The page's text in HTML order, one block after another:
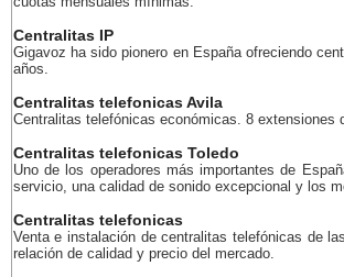
Centralitas IP
Gigavoz ha sido pionero en España ofreciendo
años.
Centralitas telefonicas Avila
Centralitas telefónicas económicas. 8 extensiones
Centralitas telefonicas Toledo
Uno de los operadores más importantes de
servicio, una calidad de sonido excepcional y los
Centralitas telefonicas
Venta e instalación de centralitas telefónicas de
relación de calidad y precio del mercado.